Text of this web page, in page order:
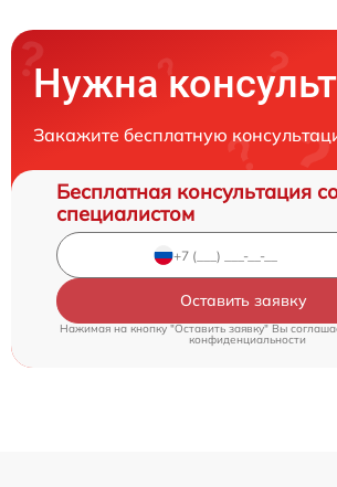
Нужна
Закажите бесплатную
Бесплатная консультация
специалистом
Оставить заявку
Нажимая на кнопку "Оставить заявку" Вы
конфиденциальности